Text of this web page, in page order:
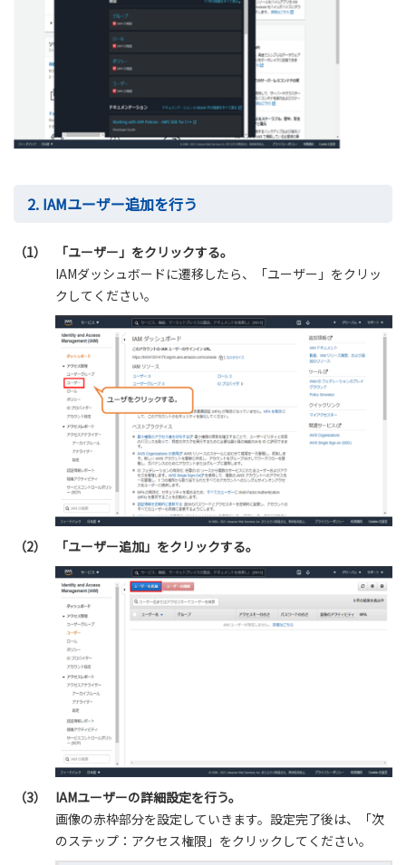
2. IAMユーザー追加を行う
（1）
「ユーザー」をクリックする。
IAMダッシュボードに遷移したら、「ユーザー」をクリッ
クしてください。
（2） 「ユーザー追加」をクリックする。
（3）
IAMユーザーの詳細設定を行う。
画像の赤枠部分を設定していきます。設定完了後は、「次
のステップ：アクセス権限」をクリックしてください。